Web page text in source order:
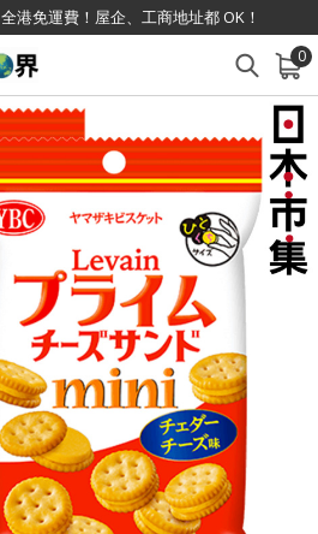
港免運費！屋企、工商地址都 OK！
0
查看